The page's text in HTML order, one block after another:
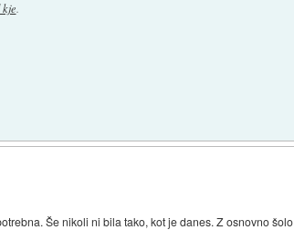
kje
Še nikoli ni bila tako, kot je danes. Z osnovno